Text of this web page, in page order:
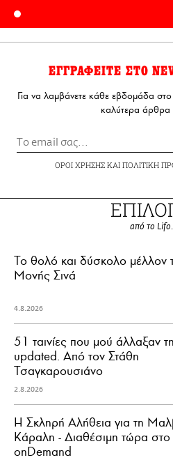
ΕΓΓΡΑΦΕΙΤΕ ΣΤΟ
Για να λαμβάνετε κάθε εβδομάδα
καλύτερα άρθρα
ΟΡΟΙ ΧΡΗΣΗΣΚΑΙ ΠΟΛΙΤΙΚΗ
από το
Το θολό και δύσκολο μέλλον
Μονής Σινά
4.8.2026
51 ταινίες που μού άλλαξαν
updated. Aπό τον Στάθη
Τσαγκαρουσιάνο
2.8.2026
Η Σκληρή Αλήθεια για τη
Κάραλη - Διαθέσιμη τώρα
onDemand